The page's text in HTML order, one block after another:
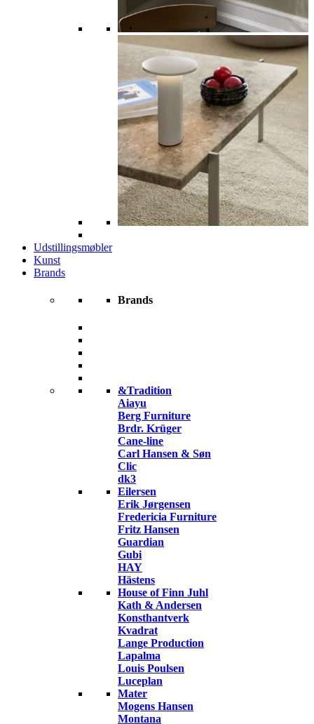
Udstillingsmøbler
Kunst
Brands
Brands
&Tradition
Aiayu
Berg Furniture
Brdr. Krüger
Cane-line
Carl Hansen & Søn
Clic
dk3
Eilersen
Erik Jørgensen
Fredericia Furniture
Fritz Hansen
Guardian
Gubi
HAY
Hästens
House of Finn Juhl
Kath & Andersen
Konsthantverk
Kvadrat
Lange Production
Lapalma
Louis Poulsen
Luceplan
Mater
Mogens Hansen
Montana